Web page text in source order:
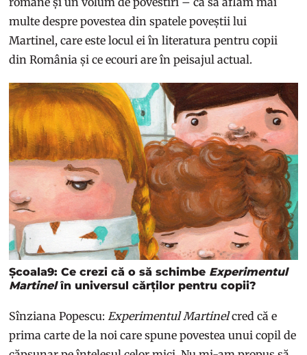
multe despre povestea din spatele poveștii lui
Martinel, care este locul ei în literatura pentru copii
din România și ce ecouri are în peisajul actual.
Școala9: Ce crezi că o să schimbe Experimentul
Martinelîn universul cărților pentru copii?
Sînziana Popescu:Experimentul Martinelcred că e
prima carte de la noi care spune povestea unui copil de